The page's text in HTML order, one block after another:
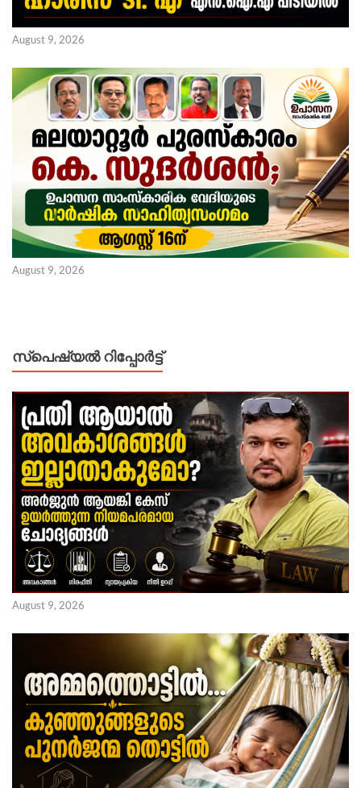
August 9, 2026
August 9, 2026
സ്പെഷ്യൽ റിപ്പോര്‍ട്ട്
August 9, 2026